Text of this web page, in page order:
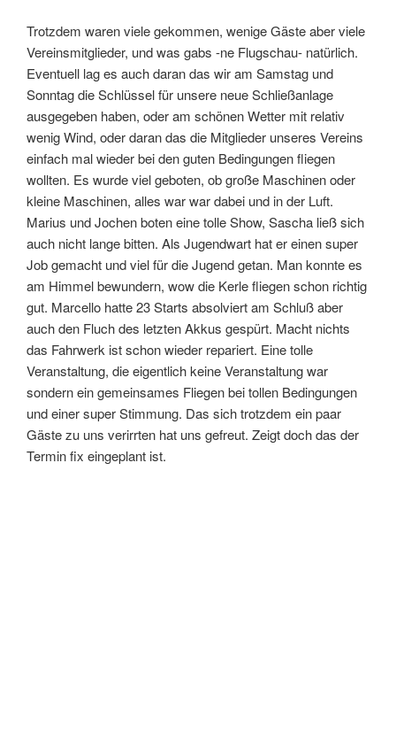
Trotzdem waren viele gekommen, wenige Gäste aber viele
Vereinsmitglieder, und was gabs -ne Flugschau- natürlich.
Eventuell lag es auch daran das wir am Samstag und
Sonntag die Schlüssel für unsere neue Schließanlage
ausgegeben haben, oder am schönen Wetter mit relativ
wenig Wind, oder daran das die Mitglieder unseres Vereins
einfach mal wieder bei den guten Bedingungen fliegen
wollten. Es wurde viel geboten, ob große Maschinen oder
kleine Maschinen, alles war war dabei und in der Luft.
Marius und Jochen boten eine tolle Show, Sascha ließ sich
auch nicht lange bitten. Als Jugendwart hat er einen super
Job gemacht und viel für die Jugend getan. Man konnte es
am Himmel bewundern, wow die Kerle fliegen schon richtig
gut. Marcello hatte 23 Starts absolviert am Schluß aber
auch den Fluch des letzten Akkus gespürt. Macht nichts
das Fahrwerk ist schon wieder repariert. Eine tolle
Veranstaltung, die eigentlich keine Veranstaltung war
sondern ein gemeinsames Fliegen bei tollen Bedingungen
und einer super Stimmung. Das sich trotzdem ein paar
Gäste zu uns verirrten hat uns gefreut. Zeigt doch das der
Termin fix eingeplant ist.